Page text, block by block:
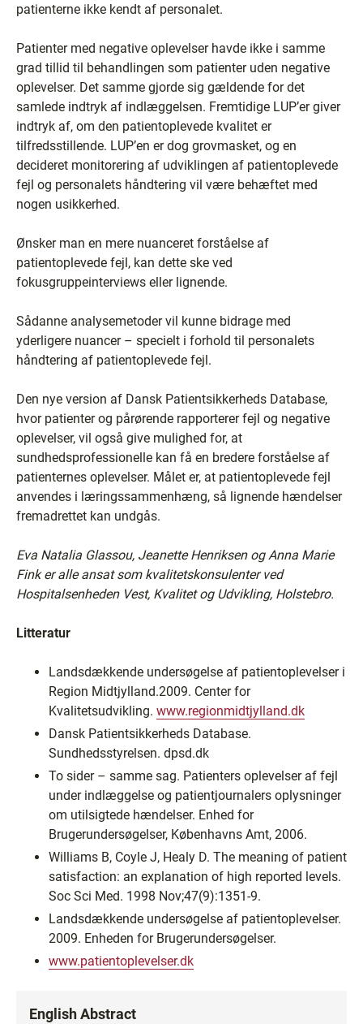
patienterne ikke kendt af personalet.
Patienter med negative oplevelser havde ikke i samme
grad tillid til behandlingen som patienter uden negative
oplevelser. Det samme gjorde sig gældende for det
samlede indtryk af indlæggelsen. Fremtidige LUP’er giver
indtryk af, om den patientoplevede kvalitet er
tilfredsstillende. LUP’en er dog grovmasket, og en
decideret monitorering af udviklingen af patientoplevede
fejl og personalets håndtering vil være behæftet med
nogen usikkerhed.
Ønsker man en mere nuanceret forståelse af
patientoplevede fejl, kan dette ske ved
fokusgruppeinterviews eller lignende.
Sådanne analysemetoder vil kunne bidrage med
yderligere nuancer – specielt i forhold til personalets
håndtering af patientoplevede fejl.
Den nye version af Dansk Patientsikkerheds Database,
hvor patienter og pårørende rapporterer fejl og negative
oplevelser, vil også give mulighed for, at
sundhedsprofessionelle kan få en bredere forståelse af
patienternes oplevelser. Målet er, at patientoplevede fejl
anvendes i læringssammenhæng, så lignende hændelser
fremadrettet kan undgås.
Eva Natalia Glassou, Jeanette Henriksen og Anna Marie
Fink er alle ansat som kvalitetskonsulenter ved
Hospitalsenheden Vest, Kvalitet og Udvikling, Holstebro.
Litteratur
Landsdækkende undersøgelse af patientoplevelser i
Region Midtjylland.2009. Center for
Kvalitetsudvikling. www.regionmidtjylland.dk
Dansk Patientsikkerheds Database.
Sundhedsstyrelsen. dpsd.dk
To sider – samme sag. Patienters oplevelser af fejl
under indlæggelse og patientjournalers oplysninger
om utilsigtede hændelser. Enhed for
Brugerundersøgelser, Københavns Amt, 2006.
Williams B, Coyle J, Healy D. The meaning of patient
satisfaction: an explanation of high reported levels.
Soc Sci Med. 1998 Nov;47(9):1351-9.
Landsdækkende undersøgelse af patientoplevelser.
2009. Enheden for Brugerundersøgelser.
www.patientoplevelser.dk
English Abstract